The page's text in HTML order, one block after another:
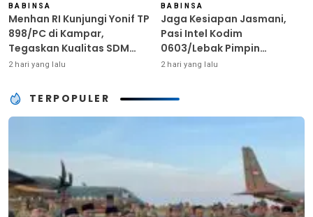
BABINSA
Menhan RI Kunjungi Yonif TP
898/PC di Kampar,
Tegaskan Kualitas SDM
Kunci Kekuatan TNI
2 hari yang lalu
BABINSA
Jaga Kesiapan Jasmani,
Pasi Intel Kodim
0603/Lebak Pimpin
Pembinaan Fisik Rutin
2 hari yang lalu
TERPOPULER